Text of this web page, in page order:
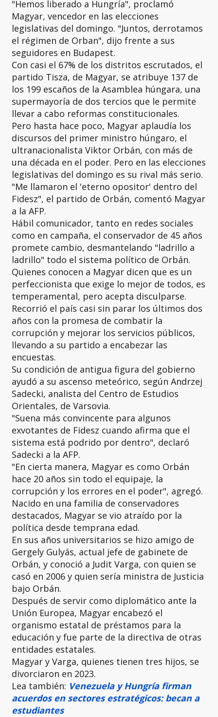
"Hemos liberado a Hungría", proclamó
Magyar, vencedor en las elecciones
legislativas del domingo. "Juntos, derrotamos
el régimen de Orban", dijo frente a sus
seguidores en Budapest.
Con casi el 67% de los distritos escrutados, el
partido Tisza, de Magyar, se atribuye 137 de
los 199 escaños de la Asamblea húngara, una
supermayoría de dos tercios que le permite
llevar a cabo reformas constitucionales.
Pero hasta hace poco, Magyar aplaudía los
discursos del primer ministro húngaro, el
ultranacionalista Viktor Orbán, con más de
una década en el poder. Pero en las elecciones
legislativas del domingo es su rival más serio.
"Me llamaron el 'eterno opositor' dentro del
Fidesz", el partido de Orbán, comentó Magyar
a la AFP.
Hábil comunicador, tanto en redes sociales
como en campaña, el conservador de 45 años
promete cambio, desmantelando "ladrillo a
ladrillo" todo el sistema político de Orbán.
Quienes conocen a Magyar dicen que es un
perfeccionista que exige lo mejor de todos, es
temperamental, pero acepta disculparse.
Recorrió el país casi sin parar los últimos dos
años con la promesa de combatir la
corrupción y mejorar los servicios públicos,
llevando a su partido a encabezar las
encuestas.
Su condición de antigua figura del gobierno
ayudó a su ascenso meteórico, según Andrzej
Sadecki, analista del Centro de Estudios
Orientales, de Varsovia.
"Suena más convincente para algunos
exvotantes de Fidesz cuando afirma que el
sistema está podrido por dentro", declaró
Sadecki a la AFP.
"En cierta manera, Magyar es como Orbán
hace 20 años sin todo el equipaje, la
corrupción y los errores en el poder", agregó.
Nacido en una familia de conservadores
destacados, Magyar se vio atraído por la
política desde temprana edad.
En sus años universitarios se hizo amigo de
Gergely Gulyás, actual jefe de gabinete de
Orbán, y conoció a Judit Varga, con quien se
casó en 2006 y quien sería ministra de Justicia
bajo Orbán.
Después de servir como diplomático ante la
Unión Europea, Magyar encabezó el
organismo estatal de préstamos para la
educación y fue parte de la directiva de otras
entidades estatales.
Magyar y Varga, quienes tienen tres hijos, se
divorciaron en 2023.
Lea también: Venezuela y Hungría firman
acuerdos en sectores estratégicos: becan a
estudiantes